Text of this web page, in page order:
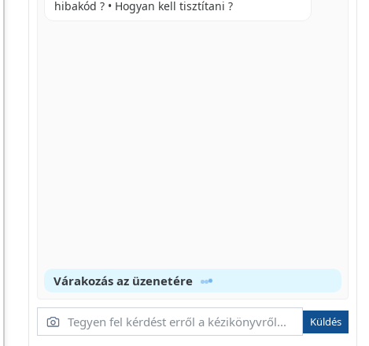
UPOZORENJE
hibakód ? • Hogyan kell tisztítani ?
Várakozás az üzenetére
Küldés